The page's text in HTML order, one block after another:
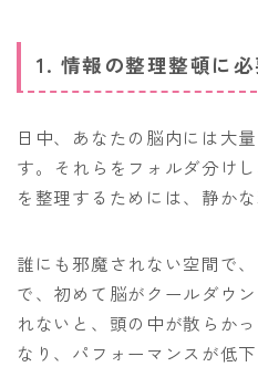
1. 情報の整理整頓に
日中、あなたの脳内には大
す。それらをフォルダ分け
を整理するためには、静かな
誰にも邪魔されない空間で
で、初めて脳がクールダウ
れないと、頭の中が散らか
なり、パフォーマンスが低下